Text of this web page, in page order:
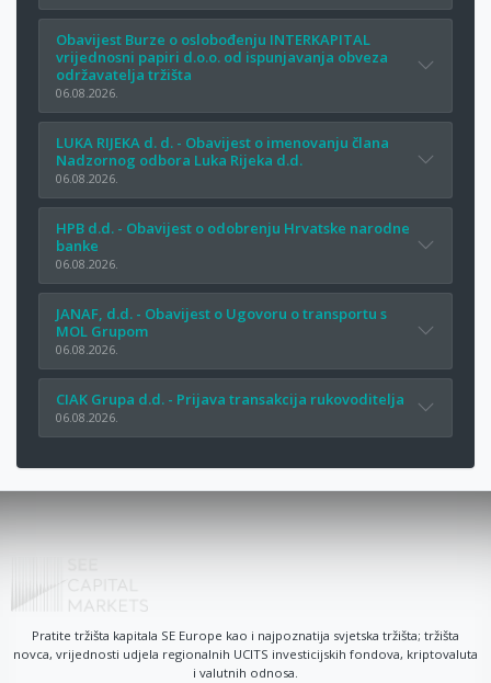
Obavijest Burze o oslobođenju INTERKAPITAL
vrijednosni papiri d.o.o. od ispunjavanja obveza
održavatelja tržišta
06.08.2026.
LUKA RIJEKA d. d. - Obavijest o imenovanju člana
Nadzornog odbora Luka Rijeka d.d.
06.08.2026.
HPB d.d. - Obavijest o odobrenju Hrvatske narodne
banke
06.08.2026.
JANAF, d.d. - Obavijest o Ugovoru o transportu s
MOL Grupom
06.08.2026.
CIAK Grupa d.d. - Prijava transakcija rukovoditelja
06.08.2026.
Pratite tržišta kapitala SE Europe kao i najpoznatija svjetska tržišta; tržišta
novca, vrijednosti udjela regionalnih UCITS investicijskih fondova, kriptovaluta
i valutnih odnosa.